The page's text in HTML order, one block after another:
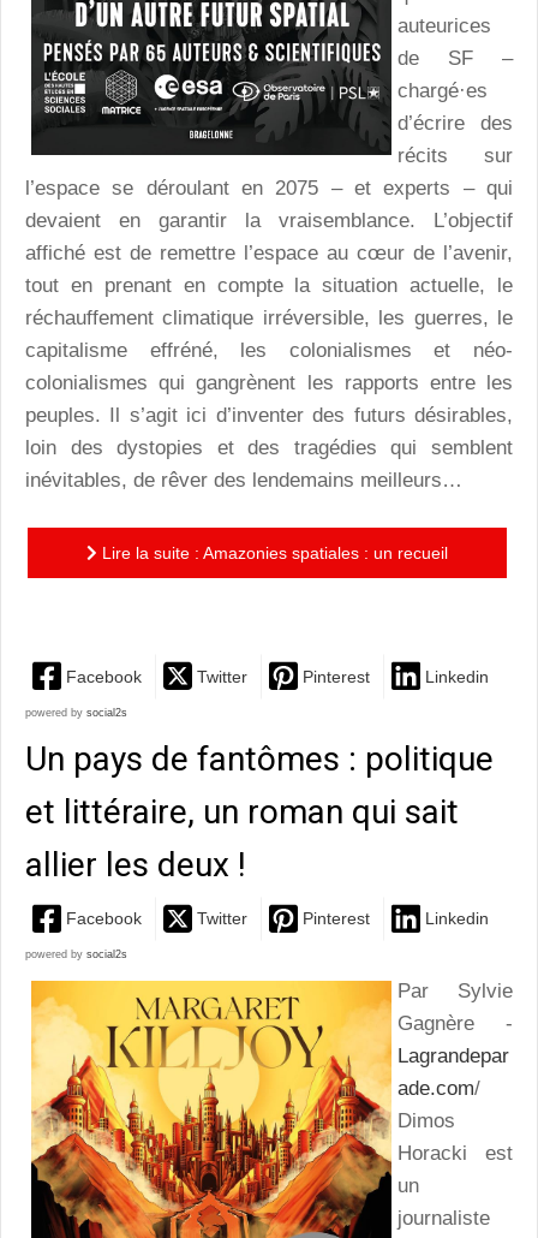
auteurices
de SF –
chargé·es
d’écrire des
récits sur
l’espace se déroulant en 2075 – et experts – qui
devaient en garantir la vraisemblance. L’objectif
affiché est de remettre l’espace au cœur de l’avenir,
tout en prenant en compte la situation actuelle, le
réchauffement climatique irréversible, les guerres, le
capitalisme effréné, les colonialismes et néo-
colonialismes qui gangrènent les rapports entre les
peuples. Il s’agit ici d’inventer des futurs désirables,
loin des dystopies et des tragédies qui semblent
inévitables, de rêver des lendemains meilleurs…
Lire la suite : Amazonies spatiales : un recueil
Facebook Twitter Pinterest Linkedin
powered by social2s
Un pays de fantômes : politique
et littéraire, un roman qui sait
allier les deux !
Facebook Twitter Pinterest Linkedin
powered by social2s
Par Sylvie
Gagnère -
Lagrandepar
ade.com/
Dimos
Horacki est
un
journaliste